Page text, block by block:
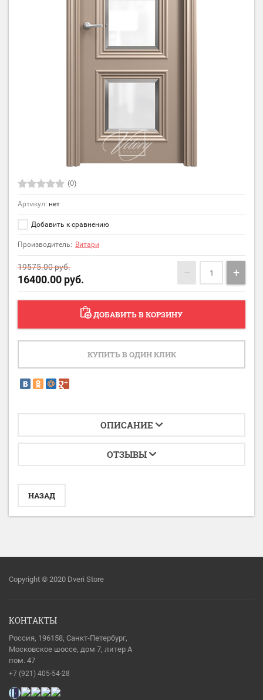
(0)
Артикул: нет
Добавить к сравнению
Производитель: Витари
19575.00руб.
16400.00 руб. − +
ДОБАВИТЬ В КОРЗИНУ
КУПИТЬ В ОДИН КЛИК
ОПИСАНИЕ
ОТЗЫВЫ
НАЗАД
Copyright © 2020 Dveri Store
КОНТАКТЫ
Россия, 196158, Санкт-Петербург,
Московское шоссе, дом 7, литер А
пом. 47
+7 (921) 405-54-28